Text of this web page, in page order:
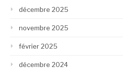
décembre 2025
novembre 2025
février 2025
décembre 2024